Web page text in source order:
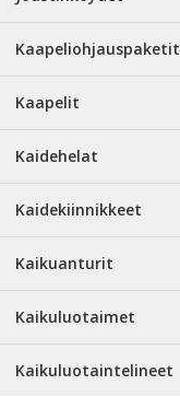
Kaapeliohjauspaketit
Kaapelit
Kaidehelat
Kaidekiinnikkeet
Kaikuanturit
Kaikuluotaimet
Kaikuluotaintelineet